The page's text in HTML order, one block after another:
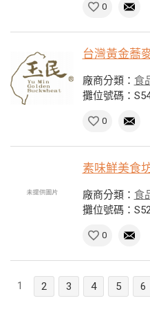
0
台灣黃金蕎
廠商分類： 食
攤位號碼：
0
素味鮮美食
廠商分類： 食
攤位號碼：
0
1 2 3 4 5 6